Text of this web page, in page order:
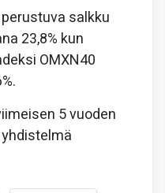
salkku
23,8% kun
OMXN40
5 vuoden